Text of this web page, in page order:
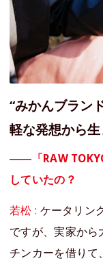
“みかんブラン
軽な発想から
――「RAW
していたの？
若松 : ケータリン
ですが、実家から
チンカーを借りて